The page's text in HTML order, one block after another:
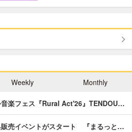
Weekly Monthly
楽フェス『Rural Act'26』TENDOU…
販売イベントがスタート 『まるっと…